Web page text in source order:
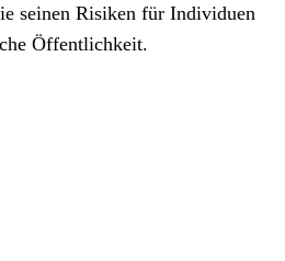
seinen Risiken für Individuen
Öffentlichkeit.